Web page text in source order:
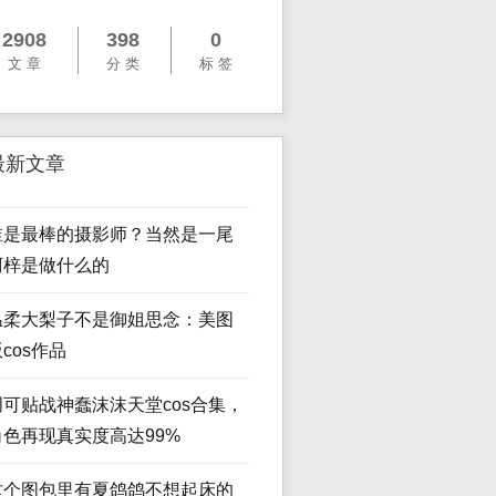
2908
文 章
398
分 类
0
标 签
新文章
是最棒的摄影师？当然是一尾
梓是做什么的
大梨子不是御姐思念：美图
cos作品
贴战神蠢沫沫天堂cos合集，
色再现真实度高达99%
个图包里有夏鸽鸽不想起床的